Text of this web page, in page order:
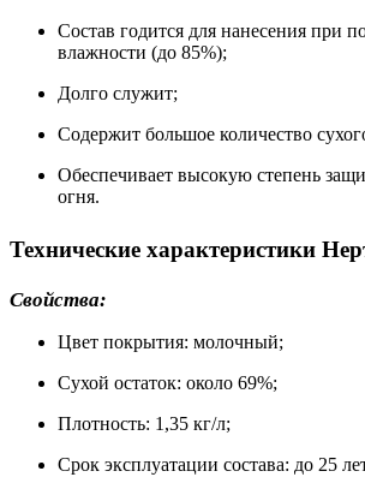
Состав годится для нанесения при
влажности (до 85%);
Долго служит;
Содержит большое количество
Обеспечивает высокую степень
огня.
Технические характеристики
Свойства:
Цвет покрытия: молочный;
Сухой остаток: около 69%;
Плотность: 1,35 кг/л;
Срок эксплуатации состава: до 25